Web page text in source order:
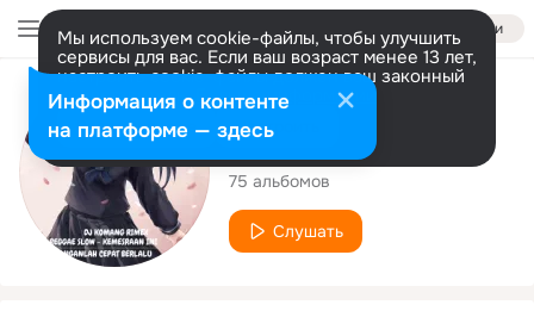
Войти
Мы используем cookie-файлы, чтобы улучшить
сервисы для вас. Если ваш возраст менее 13 лет,
настроить cookie-файлы должен ваш законный
представитель. Больше информации
Разрешить все Настроить
Исполнитель
Dj Komang Rimex
75 альбомов
Слушать
Информация о контенте
на платформе — здесь